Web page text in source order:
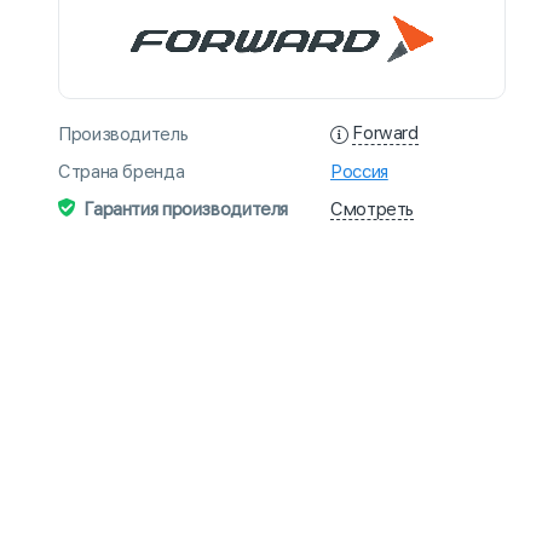
Производитель
Forward
Страна бренда
Россия
Гарантия производителя
Смотреть